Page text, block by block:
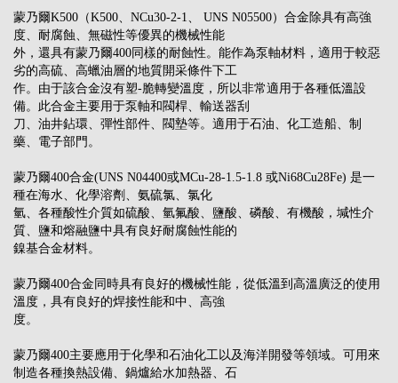
蒙乃爾K500（K500、NCu30-2-1、 UNS N05500）合金除具有高強
度、耐腐蝕、無磁性等優異的機械性能
外，還具有蒙乃爾400同樣的耐蝕性。能作為泵軸材料，適用于較惡
劣的高硫、高蠟油層的地質開采條件下工
作。由于該合金沒有塑-脆轉變溫度，所以非常適用于各種低溫設
備。此合金主要用于泵軸和閥桿、輸送器刮
刀、油井鉆環、彈性部件、閥墊等。適用于石油、化工造船、制
藥、電子部門。
蒙乃爾400合金(UNS N04400或MCu-28-1.5-1.8 或Ni68Cu28Fe) 是一
種在海水、化學溶劑、氨硫氯、氯化
氫、各種酸性介質如硫酸、氫氟酸、鹽酸、磷酸、有機酸，堿性介
質、鹽和熔融鹽中具有良好耐腐蝕性能的
鎳基合金材料。
蒙乃爾400合金同時具有良好的機械性能，從低溫到高溫廣泛的使用
溫度，具有良好的焊接性能和中、高強
度。
蒙乃爾400主要應用于化學和石油化工以及海洋開發等領域。可用來
制造各種換熱設備、鍋爐給水加熱器、石